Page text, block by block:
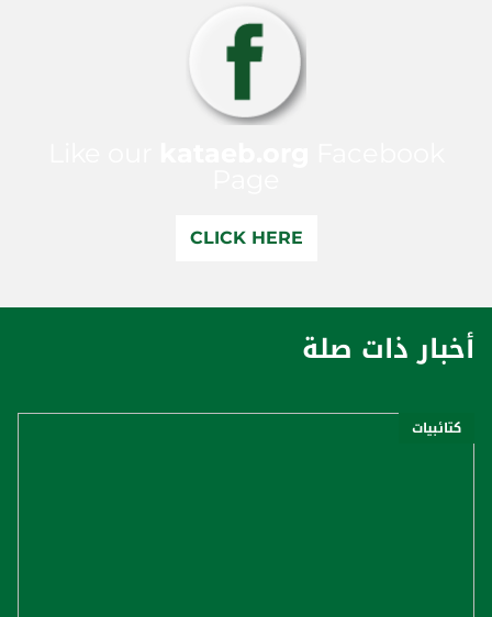
CLICK HERE
أخبار ذات صلة
كتائبيات